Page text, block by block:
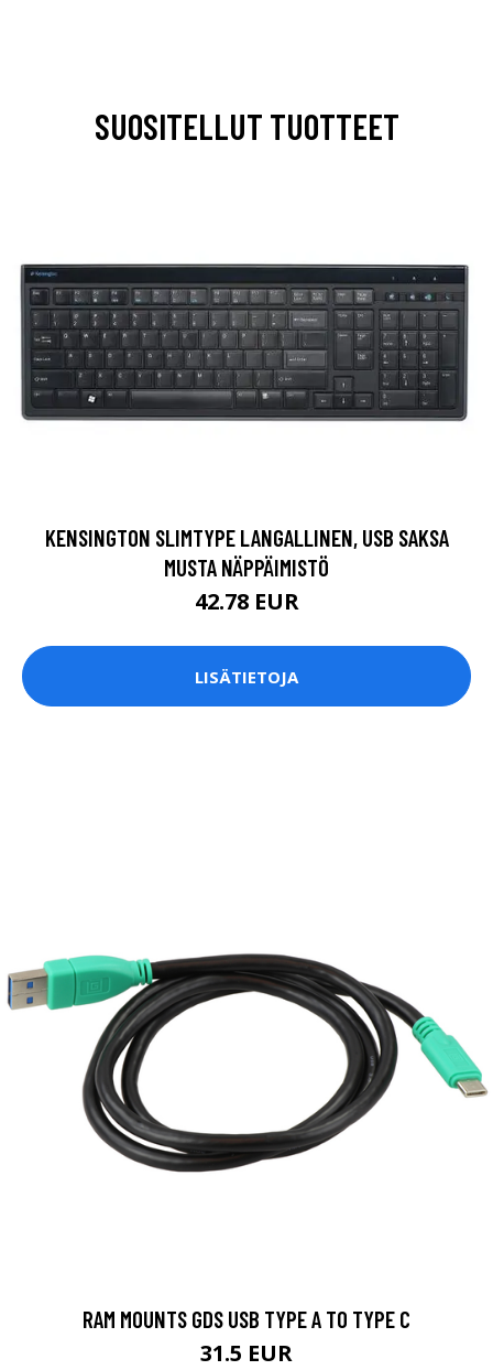
SUOSITELLUT TUOTTEET
KENSINGTON SLIMTYPE LANGALLINEN, USB SAKSA
MUSTA NÄPPÄIMISTÖ
42.78 EUR
LISÄTIETOJA
RAM MOUNTS GDS USB TYPE A TO TYPE C
31.5 EUR